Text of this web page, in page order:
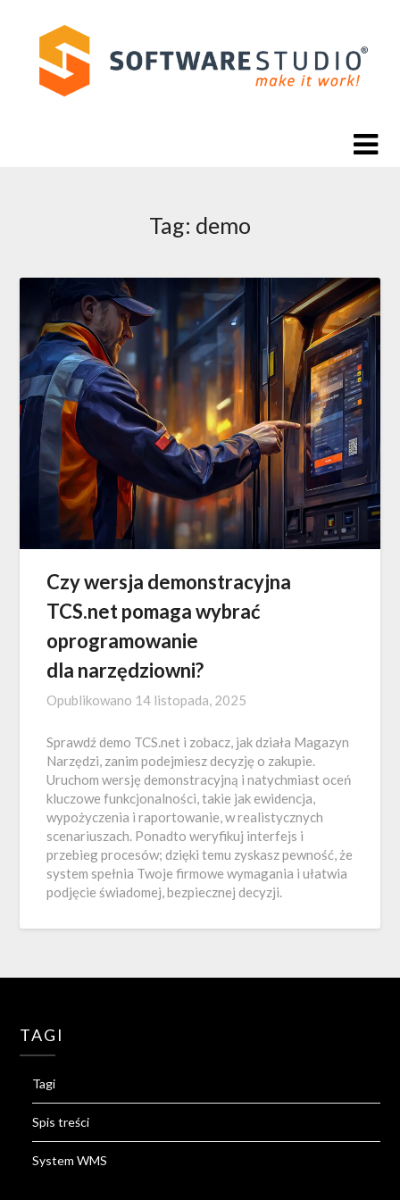
content
Tag: demo
Czy wersja demonstracyjna
TCS.net pomaga wybrać
oprogramowanie
dla narzędziowni?
Opublikowano 14 listopada, 2025
Sprawdź demo TCS.net i zobacz, jak działa Magazyn
Narzędzi, zanim podejmiesz decyzję o zakupie.
Uruchom wersję demonstracyjną i natychmiast oceń
kluczowe funkcjonalności, takie jak ewidencja,
wypożyczenia i raportowanie, w realistycznych
scenariuszach. Ponadto weryfikuj interfejs i
przebieg procesów; dzięki temu zyskasz pewność, że
system spełnia Twoje firmowe wymagania i ułatwia
podjęcie świadomej, bezpiecznej decyzji.
TAGI
Tagi
Spis treści
System WMS